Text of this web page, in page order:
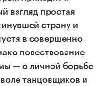
взгляд простая
страну и
в совершенно
повествование
— о личной борьбе
танцовщиков и